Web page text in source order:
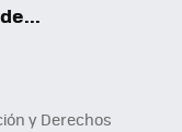
y Derechos